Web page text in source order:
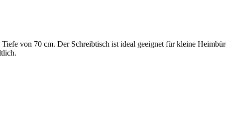
von 70 cm. Der Schreibtisch ist ideal geeignet für kleine